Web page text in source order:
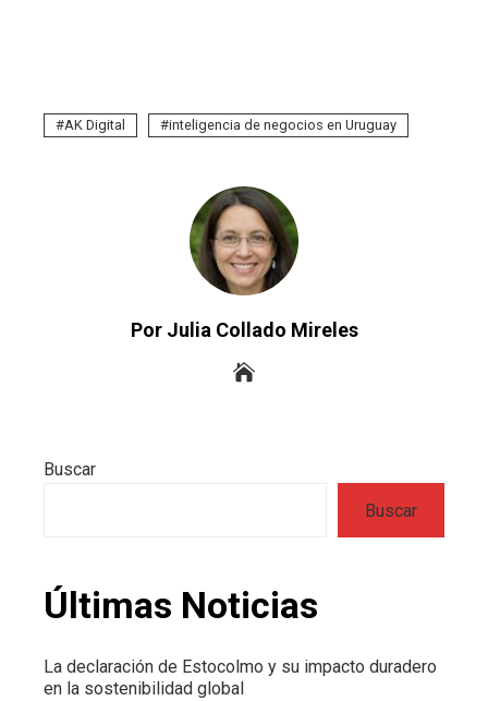
AK Digital inteligencia de negocios en Uruguay
Por Julia Collado Mireles
Buscar
Buscar
Últimas Noticias
La declaración de Estocolmo y su impacto duradero
en la sostenibilidad global